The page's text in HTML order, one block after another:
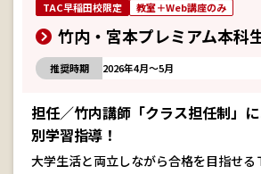
TAC早稲田校限定 教室＋Web講座のみ
竹内・宮本プレミアム本科
推奨時期 2026年4月～5月
担任／竹内講師「クラス担任制」
別学習指導！
大学生活と両立しながら合格を目指せる